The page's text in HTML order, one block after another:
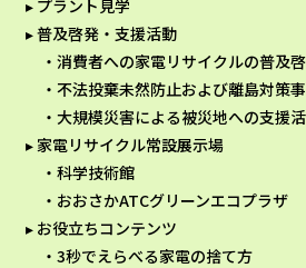
プラント見学
普及啓発・支援活動
消費者への家電リサイクルの普及
不法投棄未然防止および離島対策
大規模災害による被災地への支援
家電リサイクル常設展示場
科学技術館
おおさかATCグリーンエコプラザ
お役立ちコンテンツ
3秒でえらべる家電の捨て方